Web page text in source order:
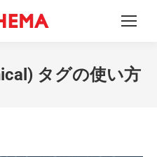
タグの使い方